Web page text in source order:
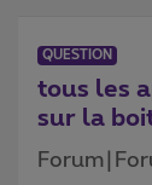
QUESTION
tous les
sur la